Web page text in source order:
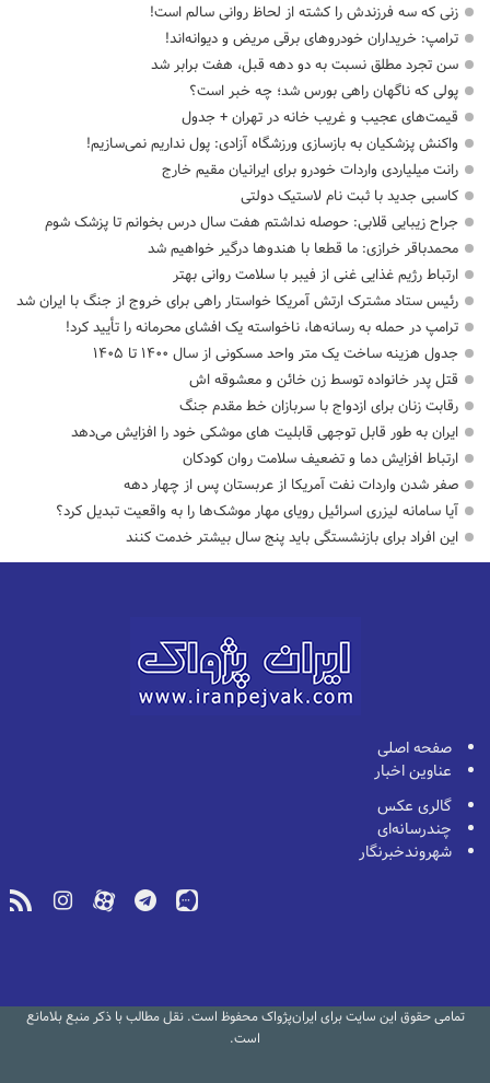
زنی که سه فرزندش را کشته از لحاظ روانی سالم است!
ترامپ: خریداران خودروهای برقی مریض و دیوانه‌اند!
سن تجرد مطلق نسبت به دو دهه قبل، هفت برابر شد
پولی که ناگهان راهی بورس شد؛ چه خبر است؟
قیمت‌های عجیب و غریب خانه در تهران + جدول
واکنش پزشکیان به بازسازی ورزشگاه آزادی: پول نداریم نمی‌سازیم!
رانت میلیاردی واردات خودرو برای ایرانیان مقیم خارج
کاسبی جدید با ثبت نام لاستیک دولتی
جراح زیبایی قلابی: حوصله نداشتم هفت سال درس بخوانم تا پزشک شوم
محمدباقر خرازی: ما قطعا با هندوها درگیر خواهیم شد
ارتباط رژیم غذایی غنی از فیبر با سلامت روانی بهتر
رئیس ستاد مشترک ارتش آمریکا خواستار راهی برای خروج از جنگ با ایران شد
ترامپ در حمله‌ به رسانه‌ها، ناخواسته یک افشای محرمانه را تأیید کرد!
جدول هزینه ساخت یک متر واحد مسکونی از سال ۱۴۰۰ تا ۱۴۰۵
قتل پدر خانواده توسط زن خائن و معشوقه اش
رقابت زنان برای ازدواج با سربازان خط مقدم جنگ
ایران به طور قابل توجهی قابلیت های موشکی خود را افزایش می‌دهد
ارتباط افزایش دما و تضعیف سلامت روان کودکان
صفر شدن واردات نفت آمریکا از عربستان پس از چهار دهه
آیا سامانه لیزری اسرائیل رویای مهار موشک‌ها را به واقعیت تبدیل کرد؟
این افراد برای بازنشستگی باید پنج سال بیشتر خدمت کنند
صفحه اصلی
عناوین اخبار
گالری عکس
چندرسانه‌ای
شهروندخبرنگار
تمامی حقوق این سایت برای ایران‌پژواک محفوظ است. نقل مطالب با ذکر منبع بلامانع
است.